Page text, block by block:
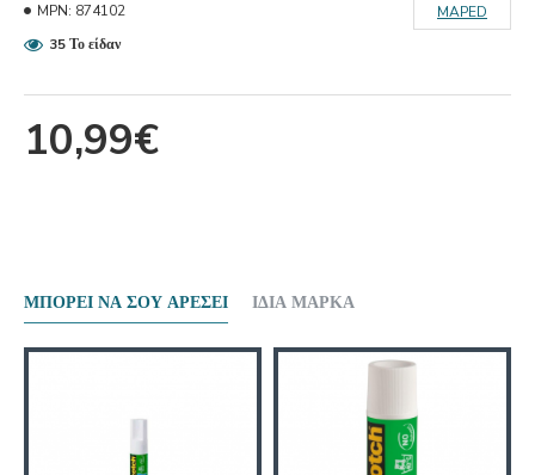
10,99€
MPN: 874102
MAPED
35 Το είδαν
ΜΠΟΡΕΊ ΝΑ ΣΟΥ ΑΡΈΣΕΙ ΊΔΙΑ ΜΆΡΚΑ